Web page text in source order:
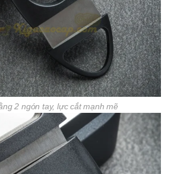
2 ngón tay, lực cắt mạnh mẽ